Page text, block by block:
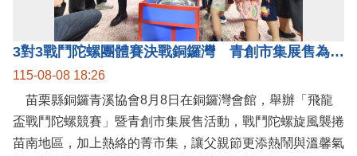
3對3戰鬥陀螺團體賽決戰銅鑼灣 青創市集展售為父親節增添繽紛
115-08-08 18:26
苗栗縣銅鑼青溪協會8月8日在銅鑼灣會館，舉辦「飛龍
盃戰鬥陀螺競賽」暨青創市集展售活動，戰鬥陀螺旋風襲捲
苗南地區，加上熱絡的菁市集，讓父親節更添熱鬧與溫馨氣